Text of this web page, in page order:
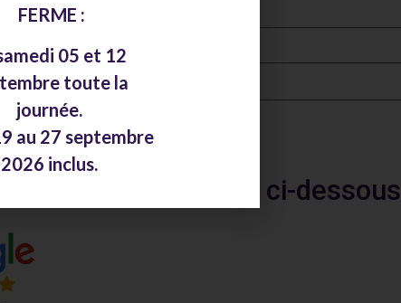
laisser un, Cliquez ci-dessous
FERME :
05 et 12
toute la
journée.
au 27 septembre
2026 inclus.